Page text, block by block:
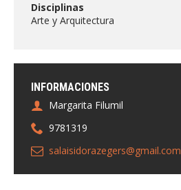
INFORMACIONES
Margarita Filumil
9781319
salaisidorazegers@gmail.com
Disciplinas
Arte y Arquitectura